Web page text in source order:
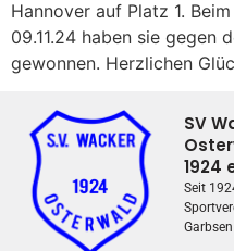
Hannover auf Platz 1.
09.11.24 haben sie gegen
gewonnen. Herzlichen
SV
1924
Seit